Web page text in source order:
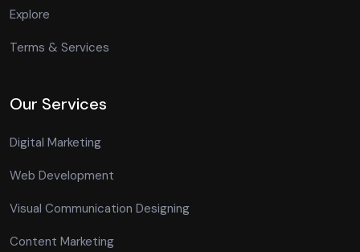
Explore
Terms & Services
Our Services
Digital Marketing
Web Development
Visual Communication Designing
Content Marketing